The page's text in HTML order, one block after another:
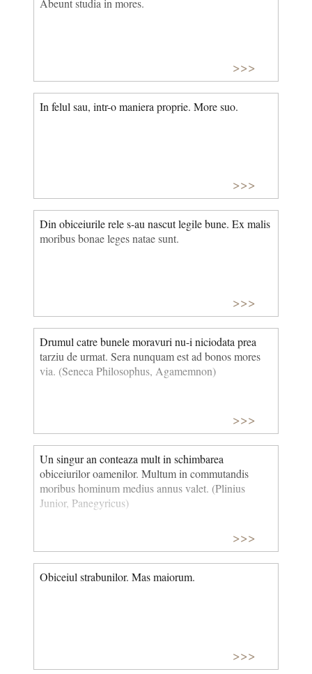
Abeunt studia in mores.
>>>
In felul sau, intr-o maniera proprie. More suo.
>>>
Din obiceiurile rele s-au nascut legile bune. Ex malis
moribus bonae leges natae sunt.
>>>
Drumul catre bunele moravuri nu-i niciodata prea
tarziu de urmat. Sera nunquam est ad bonos mores
via. (Seneca Philosophus, Agamemnon)
>>>
Un singur an conteaza mult in schimbarea
obiceiurilor oamenilor. Multum in commutandis
moribus hominum medius annus valet. (Plinius
Junior, Panegyricus)
>>>
Obiceiul strabunilor. Mas maiorum.
>>>